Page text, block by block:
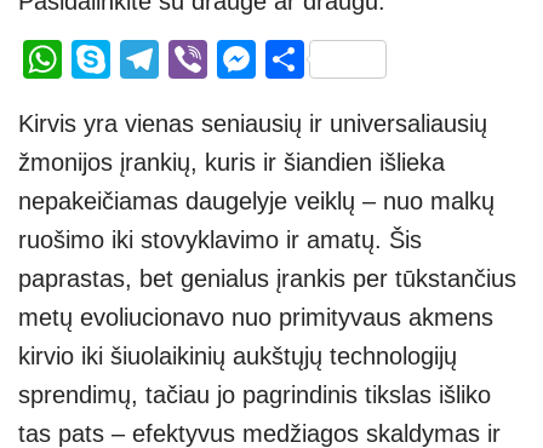
W
at
s
A
p
p
S
p
e
T
e
gr
a
m
Vi
er
M
ss
e
n
g
er
S
ar
e
Kirvis yra vienas seniausių ir universaliausių
žmonijos įrankių, kuris ir šiandien išlieka
nepakeičiamas daugelyje veiklų – nuo malkų
ruošimo iki stovyklavimo ir amatų. Šis
paprastas, bet genialus įrankis per tūkstančius
metų evoliucionavo nuo primityvaus akmens
kirvio iki šiuolaikinių aukštųjų technologijų
sprendimų, tačiau jo pagrindinis tikslas išliko
tas pats – efektyvus medžiagos skaldymas ir